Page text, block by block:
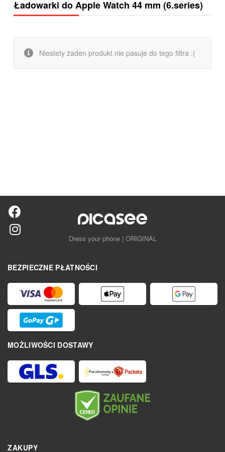
Ładowarki do Apple Watch 44 mm (6.series)
Niestety żaden produkt nie pasuje do tego filtra :(
Dress your phone | ORIGINAL
BEZPIECZNE PŁATNOŚCI
MOŻLIWOŚCI DOSTAWY
ZAKUPY